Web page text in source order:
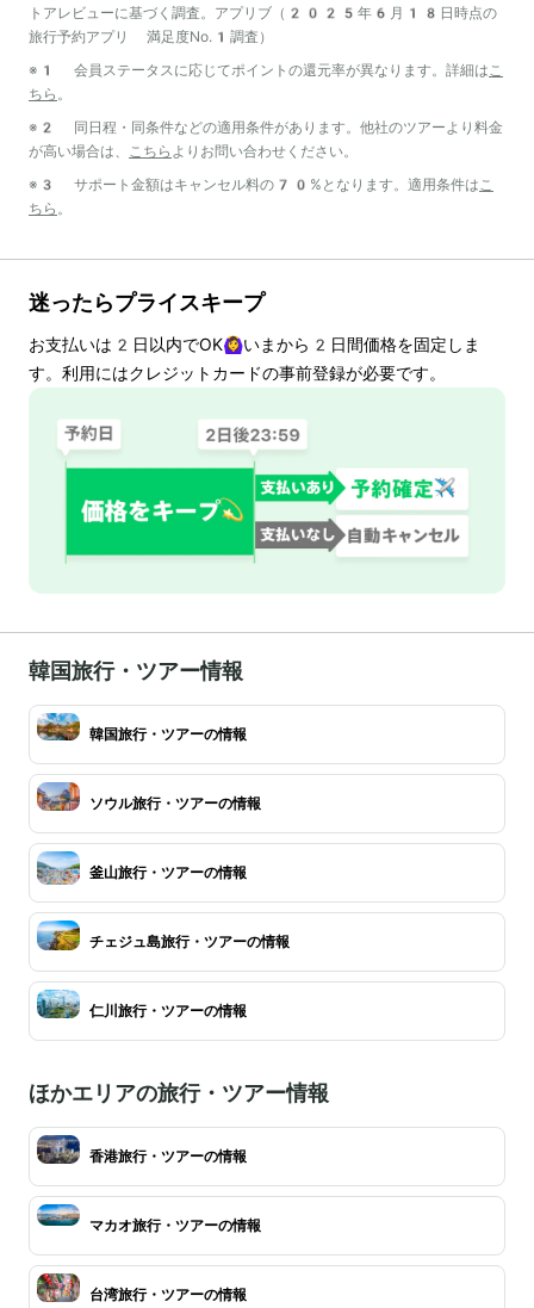
トアレビューに基づく調査。アプリブ（2025年6月18日時点の
旅行予約アプリ 満足度No.1調査）
※1 会員ステータスに応じてポイントの還元率が異なります。詳細は こ
ちら 。
※2 同日程・同条件などの適用条件があります。他社のツアーより料金
が高い場合は、
こちら よりお問い合わせください。
※3 サポート金額はキャンセル料の70%となります。適用条件は こ
ちら 。
迷ったらプライスキープ
お支払いは 2 日以内でOK🙆‍♀️いまから 2 日間価格を固定しま
す。利用にはクレジットカードの事前登録が必要です。
韓国旅行・ツアー情報
韓国旅行・ツアーの情報
ソウル旅行・ツアーの情報
釜山旅行・ツアーの情報
チェジュ島旅行・ツアーの情報
仁川旅行・ツアーの情報
ほかエリアの旅行・ツアー情報
香港旅行・ツアーの情報
マカオ旅行・ツアーの情報
台湾旅行・ツアーの情報